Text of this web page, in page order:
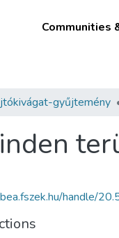
Communities
gyűjtemény
handle/